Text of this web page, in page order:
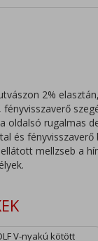
2%
fényvisszaverő
oldalsó rugalmas
és
mellzseb a
V-nyakú kötött